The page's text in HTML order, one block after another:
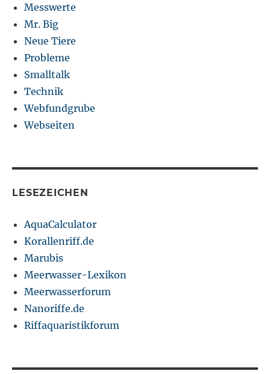
Messwerte
Mr. Big
Neue Tiere
Probleme
Smalltalk
Technik
Webfundgrube
Webseiten
LESEZEICHEN
AquaCalculator
Korallenriff.de
Marubis
Meerwasser-Lexikon
Meerwasserforum
Nanoriffe.de
Riffaquaristikforum